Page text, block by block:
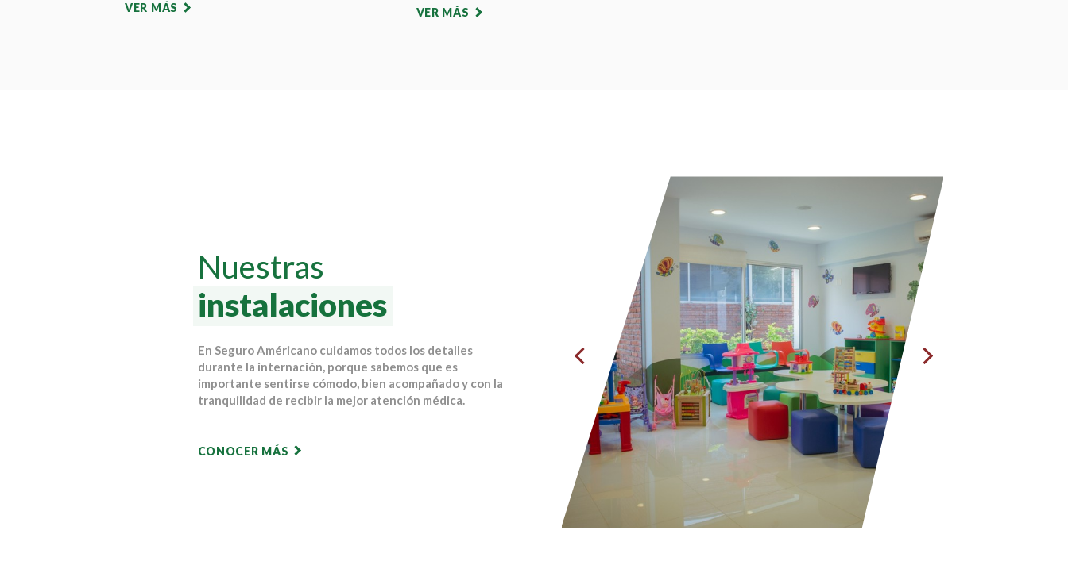
VER MÁS VER MÁS
Nuestras
instalaciones
En Seguro Américano cuidamos todos los detalles
durante la internación, porque sabemos que es
importante sentirse cómodo, bien acompañado y con la
tranquilidad de recibir la mejor atención médica.
CONOCER MÁS